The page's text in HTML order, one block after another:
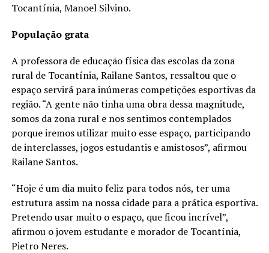
Tocantínia, Manoel Silvino.
População grata
A professora de educação física das escolas da zona
rural de Tocantínia, Railane Santos, ressaltou que o
espaço servirá para inúmeras competições esportivas da
região. “A gente não tinha uma obra dessa magnitude,
somos da zona rural e nos sentimos contemplados
porque iremos utilizar muito esse espaço, participando
de interclasses, jogos estudantis e amistosos”, afirmou
Railane Santos.
“Hoje é um dia muito feliz para todos nós, ter uma
estrutura assim na nossa cidade para a prática esportiva.
Pretendo usar muito o espaço, que ficou incrível”,
afirmou o jovem estudante e morador de Tocantínia,
Pietro Neres.